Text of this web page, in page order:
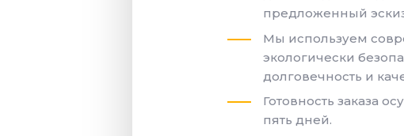
предложенный
Мы используем
экологически
долговечность и
Готовность заказа
пять дней.